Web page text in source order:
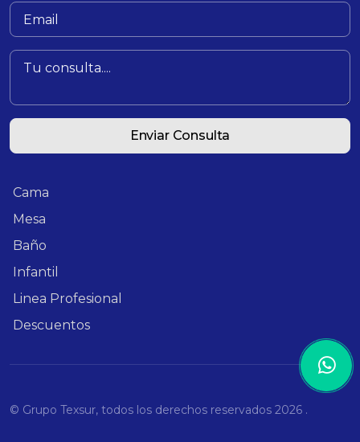
Enviar Consulta
Cama
Mesa
Baño
Infantil
Linea Profesional
Descuentos
© Grupo Texsur, todos los derechos reservados 2026 .